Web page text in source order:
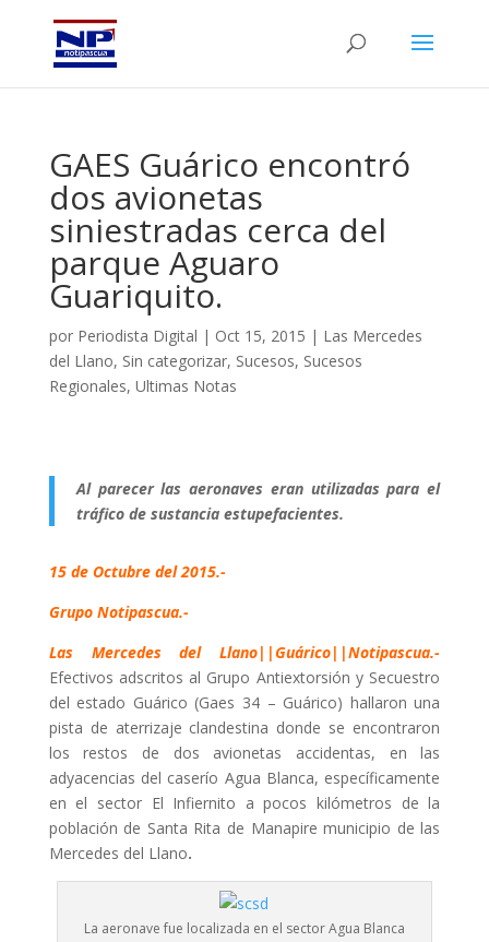
GAES Guárico encontró
dos avionetas
siniestradas cerca del
parque Aguaro
Guariquito.
por Periodista Digital | Oct 15, 2015 | Las Mercedes
del Llano, Sin categorizar, Sucesos, Sucesos
Regionales, Ultimas Notas
Al parecer las aeronaves eran utilizadas para el
tráfico de sustancia estupefacientes.
15 de Octubre del 2015.-
Grupo Notipascua.-
Las Mercedes del Llano||Guárico||Notipascua.-
Efectivos adscritos al Grupo Antiextorsión y Secuestro
del estado Guárico (Gaes 34 – Guárico) hallaron una
pista de aterrizaje clandestina donde se encontraron
los restos de dos avionetas accidentas, en las
adyacencias del caserío Agua Blanca, específicamente
en el sector El Infiernito a pocos kilómetros de la
población de Santa Rita de Manapire municipio de las
Mercedes del Llano.
La aeronave fue localizada en el sector Agua Blanca